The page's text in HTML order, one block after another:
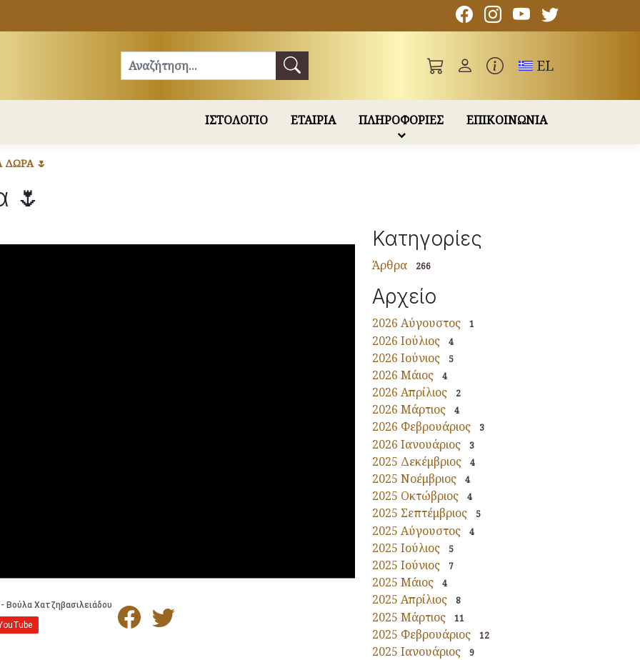
Toggle
EL
ΙΣΤΟΛΟΓΙΟ ΕΤΑΙΡΙΑ ΠΛΗΡΟΦΟΡΙΕΣ ΕΠΙΚΟΙΝΩΝΙΑ
ΔΏΡΑ 🌷
🌷
Κατηγορίες
Άρθρα 266
Αρχείο
2026 Αύγουστος 1
2026 Ιούλιος 4
2026 Ιούνιος 5
2026 Μάιος 4
2026 Απρίλιος 2
2026 Μάρτιος 4
2026 Φεβρουάριος 3
2026 Ιανουάριος 3
2025 Δεκέμβριος 4
2025 Νοέμβριος 4
2025 Οκτώβριος 4
2025 Σεπτέμβριος 5
2025 Αύγουστος 4
2025 Ιούλιος 5
2025 Ιούνιος 7
2025 Μάιος 4
2025 Απρίλιος 8
2025 Μάρτιος 11
2025 Φεβρουάριος 12
2025 Ιανουάριος 9